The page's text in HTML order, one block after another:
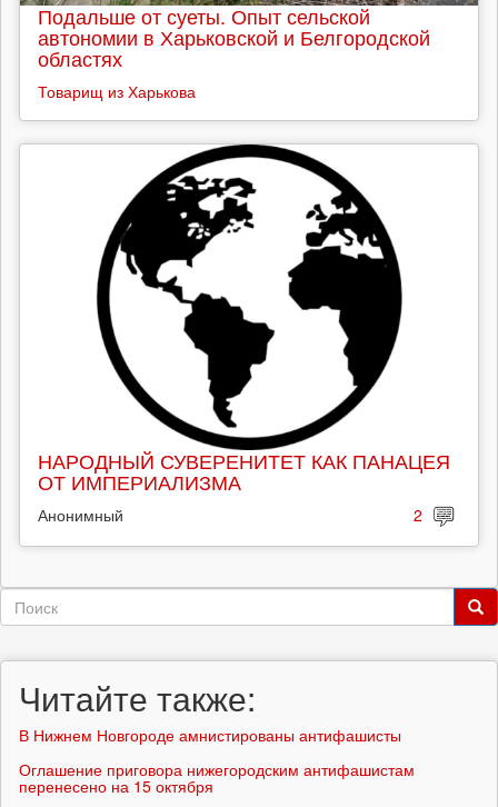
Подальше от суеты. Опыт сельской
автономии в Харьковской и Белгородской
областях
Товарищ из Харькова
НАРОДНЫЙ СУВЕРЕНИТЕТ КАК ПАНАЦЕЯ
ОТ ИМПЕРИАЛИЗМА
Анонимный 2
Форма
Читайте также:
В Нижнем Новгороде амнистированы антифашисты
Оглашение приговора нижегородским антифашистам
перенесено на 15 октября